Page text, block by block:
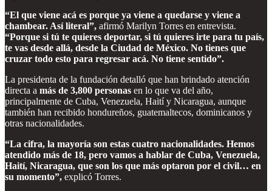
“El que viene acá es porque ya viene a quedarse y viene a
chambear. Así literal”, afirmó Marilyn Torres en entrevista.
“Porque si tú te quieres deportar, si tú quieres irte para tu país,
te vas desde allá, desde la Ciudad de México. No tienes que
cruzar todo esto para regresar acá. No tiene sentido”.
La presidenta de la fundación detalló que han brindado atención
directa a más de 3,800 personas en lo que va del año,
principalmente de Cuba, Venezuela, Haití y Nicaragua, aunque
también han recibido hondureños, guatemaltecos, dominicanos y
otras nacionalidades.
“La cifra, la mayoría son estas cuatro nacionalidades. Hemos
atendido más de 18, pero vamos a hablar de Cuba, Venezuela,
Haití, Nicaragua, que son los que más optaron por el civil… en
su momento”, explicó Torres.